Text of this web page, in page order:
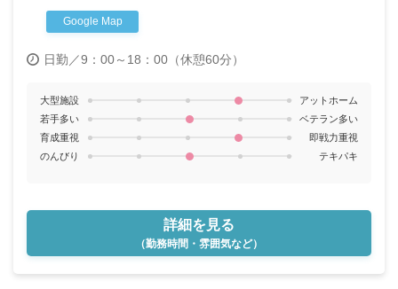
Google Map
日勤／9：00～18：00（休憩60分）
大型施設
アットホーム
若手多い
ベテラン多い
育成重視
即戦力重視
のんびり
テキパキ
詳細を見る
（勤務時間・雰囲気など）